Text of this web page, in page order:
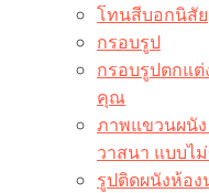
โทนสีบอกนิสัย
กรอบรูป
กรอบรูปตกแต่
คุณ
ภาพแขวนผนัง
วาสนา แบบไ
รูปติดผนังห้อง